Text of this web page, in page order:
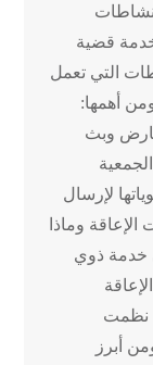
نشاطات
قضية
التي تعمل
أهمها:
وبث
لإرسال
وماذا
خدمة ذوي
نظمت
ومن أبرز